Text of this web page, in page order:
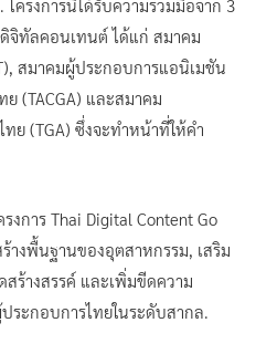
ครงการนี้ได้รับความร่วมมือจาก 3
จิทัลคอนเทนต์ ได้แก่ สมาคม
สมาคมผู้ประกอบการแอนิเมชัน
(TACGA) และสมาคม
ย (TGA) ซึ่งจะทำหน้าที่ให้คำ
งการ Thai Digital Content Go
างพื้นฐานของอุตสาหกรรม, เสริม
ร้างสรรค์ และเพิ่มขีดความ
ระกอบการไทยในระดับสากล.